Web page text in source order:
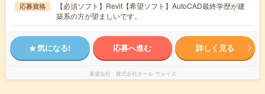
応募資格
【必須ソフト】Revit【希望ソフト】AutoCAD最終学歴が建
築系の方が望ましいです。
気になる! 応募へ進む 詳しく見る
派遣会社 株式会社オール ウェイズ